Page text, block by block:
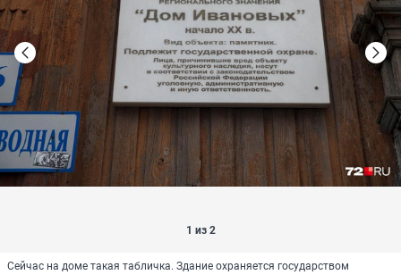
1 из 2
Сейчас на доме такая табличка. Здание охраняется государством